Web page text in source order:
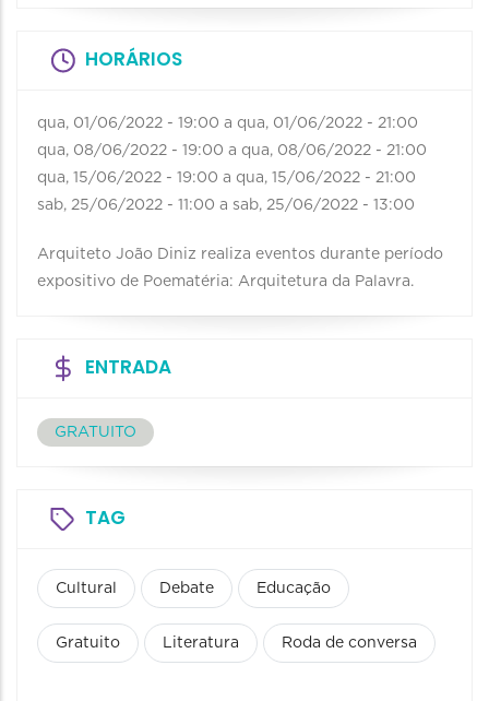
HORÁRIOS
qua, 01/06/2022 - 19:00 a qua, 01/06/2022 - 21:00
qua, 08/06/2022 - 19:00 a qua, 08/06/2022 - 21:00
qua, 15/06/2022 - 19:00 a qua, 15/06/2022 - 21:00
sab, 25/06/2022 - 11:00 a sab, 25/06/2022 - 13:00
Arquiteto João Diniz realiza eventos durante período
expositivo de Poematéria: Arquitetura da Palavra.
ENTRADA
GRATUITO
TAG
Cultural Debate Educação
Gratuito Literatura Roda de conversa